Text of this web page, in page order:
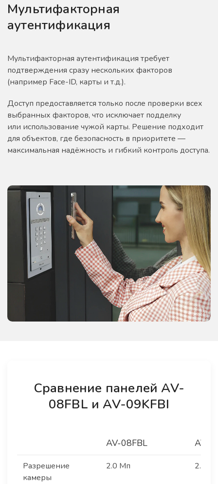
Мультифакторная
аутентификация
Мультифакторная аутентификация требует
подтверждения сразу нескольких факторов
(например Face-ID, карты и т.д.).
Доступ предоставляется только после проверки всех
выбранных факторов, что исключает подделку
или использование чужой карты. Решение подходит
для объектов, где безопасность в приоритете —
максимальная надёжность и гибкий контроль доступа.
Сравнение панелей AV-
08FBL и AV-09KFBI
AV-08FBL AV-
Разрешение
камеры
2.0 Мп 2.0